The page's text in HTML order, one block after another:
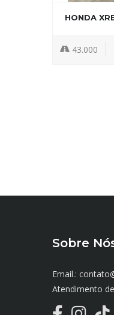
HONDA
43.000
Sobre
Email.:
Atendimento